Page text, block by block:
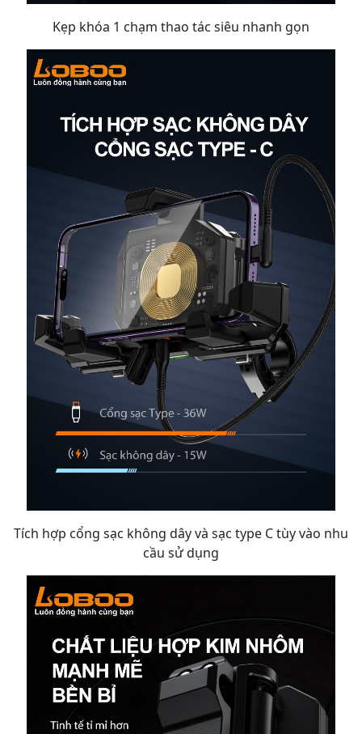
Kẹp khóa 1 chạm thao tác siêu nhanh gọn
Tích hợp cổng sạc không dây và sạc type C tùy vào nhu
cầu sử dụng